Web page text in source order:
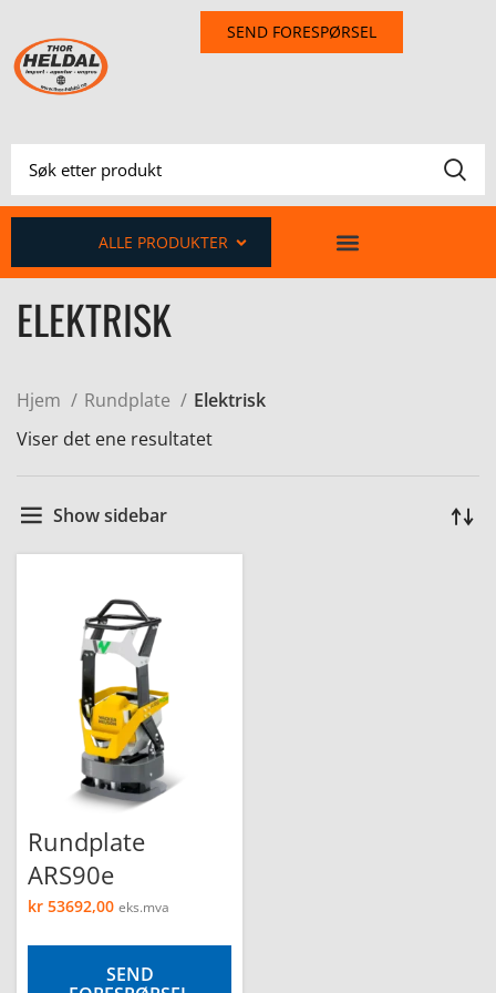
SEND FORESPØRSEL
ALLE PRODUKTER
ELEKTRISK
Hjem Rundplate
Elektrisk
Viser det ene resultatet
Show sidebar
Rundplate
ARS90e
kr 53692,00 eks.mva
SEND